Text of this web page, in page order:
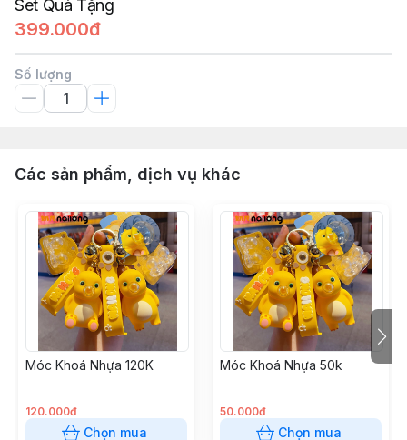
Set Quà Tặng
399.000đ
Số lượng
Các sản phẩm, dịch vụ khác
Móc Khoá Nhựa 120K
120.000đ
Chọn mua
Móc Khoá Nhựa 50k
50.000đ
Chọn mua